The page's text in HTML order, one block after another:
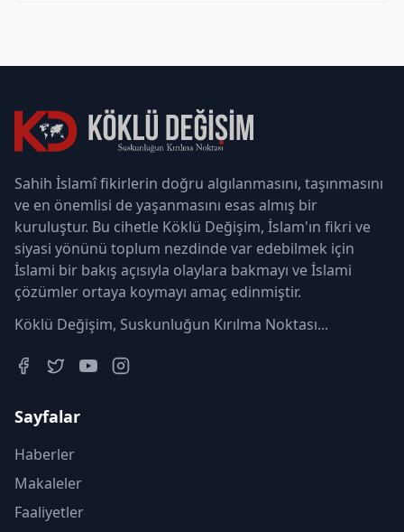
Sahih İslamî fikirlerin doğru algılanmasını, taşınmasını
ve en önemlisi de yaşanmasını esas almış bir
kuruluştur. Bu cihetle Köklü Değişim, İslam'ın fikri ve
siyasi yönünü toplum nezdinde var edebilmek için
İslami bir bakış açısıyla olaylara bakmayı ve İslami
çözümler ortaya koymayı amaç edinmiştir.
Köklü Değişim, Suskunluğun Kırılma Noktası...
Sayfalar
Haberler
Makaleler
Faaliyetler